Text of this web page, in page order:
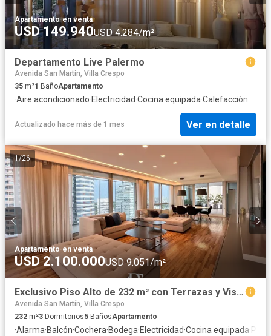
Apartamento·en venta
USD 149.940USD 4.284/m²
Departamento Live Palermo
Avenida San Martín, Villa Crespo
35 m²1 BañoApartamento
·Aire acondicionado·Electricidad·Cocina equipada·Calefacción
Actualizado hace más de 1 mes Ver en detalle
1/26
Apartamento·en venta
USD 2.100.000USD 9.051/m²
Exclusivo Piso Alto de 232 m² con Terrazas y Vista 360° al Río y la Ciudad
Avenida San Martín, Villa Crespo
232 m²3 Dormitorios5 BañosApartamento
·Alarma·Balcón·Cochera·Bodega·Electricidad·Cocina equipada·